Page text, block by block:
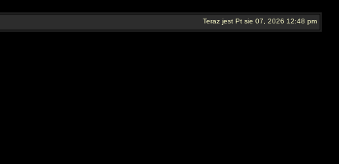
Teraz jest Pt sie 07, 2026 12:48 pm